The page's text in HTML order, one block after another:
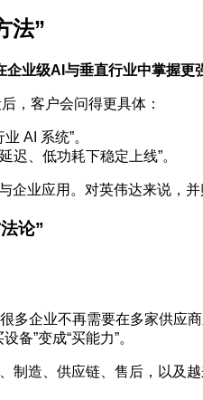
法”
业级AI与垂直行业中掌握更
，客户会问得更具体：
AI 系统”。
迟、低功耗下稳定上线”。
企业应用。对英伟达来说，
论”
多企业不再需要在多家供应商
备”变成“买能力”。
制造、供应链、售后，以及越